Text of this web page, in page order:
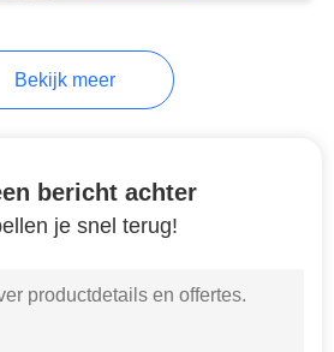
Drilling
Bekijk meer
bericht achter
je snel terug!